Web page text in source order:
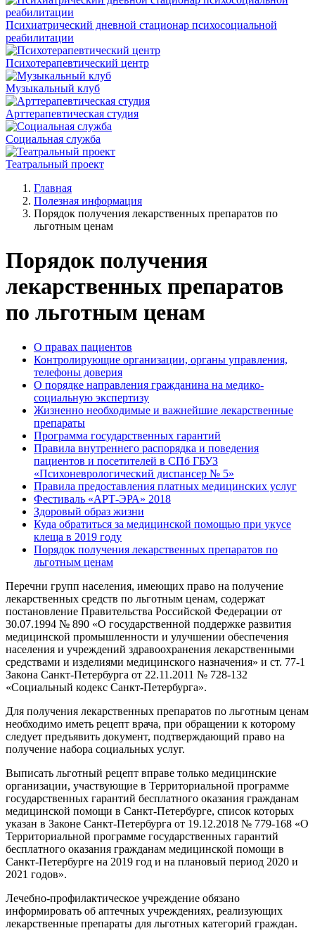
Психиатрический дневной стационар психосоциальной
реабилитации
Психотерапевтический центр
Музыкальный клуб
Арттерапевтическая студия
Социальная служба
Театральный проект
Главная
Полезная информация
Порядок получения лекарственных препаратов по
льготным ценам
Порядок получения
лекарственных препаратов
по льготным ценам
О правах пациентов
Контролирующие организации, органы управления,
телефоны доверия
О порядке направления гражданина на медико-
социальную экспертизу
Жизненно необходимые и важнейшие лекарственные
препараты
Программа государственных гарантий
Правила внутреннего распорядка и поведения
пациентов и посетителей в СПб ГБУЗ
«Психоневрологический диспансер № 5»
Правила предоставления платных медицинских услуг
Фестиваль «АРТ-ЭРА» 2018
Здоровый образ жизни
Куда обратиться за медицинской помощью при укусе
клеща в 2019 году
Порядок получения лекарственных препаратов по
льготным ценам
Перечни групп населения, имеющих право на получение
лекарственных средств по льготным ценам, содержат
постановление Правительства Российской Федерации от
30.07.1994 № 890 «О государственной поддержке развития
медицинской промышленности и улучшении обеспечения
населения и учреждений здравоохранения лекарственными
средствами и изделиями медицинского назначения» и ст. 77-1
Закона Санкт-Петербурга от 22.11.2011 № 728-132
«Социальный кодекс Санкт-Петербурга».
Для получения лекарственных препаратов по льготным ценам
необходимо иметь рецепт врача, при обращении к которому
следует предъявить документ, подтверждающий право на
получение набора социальных услуг.
Выписать льготный рецепт вправе только медицинские
организации, участвующие в Территориальной программе
государственных гарантий бесплатного оказания гражданам
медицинской помощи в Санкт-Петербурге, список которых
указан в Законе Санкт-Петербурга от 19.12.2018 № 779-168 «О
Территориальной программе государственных гарантий
бесплатного оказания гражданам медицинской помощи в
Санкт-Петербурге на 2019 год и на плановый период 2020 и
2021 годов».
Лечебно-профилактическое учреждение обязано
информировать об аптечных учреждениях, реализующих
лекарственные препараты для льготных категорий граждан.